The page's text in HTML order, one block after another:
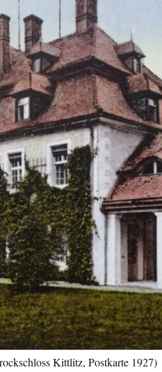
Kittlitz, Postkarte 1927)